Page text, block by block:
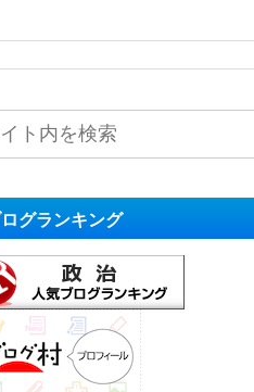
グランキング